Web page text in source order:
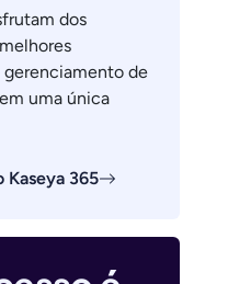
dos
de
uma única
Kaseya 365